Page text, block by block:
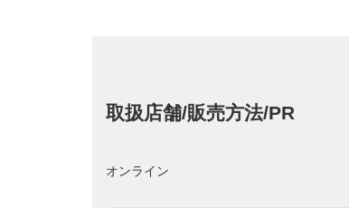
取扱店舗/販売方法/PR
オンライン